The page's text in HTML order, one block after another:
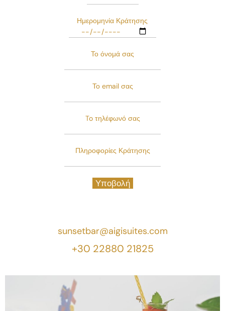
Ημερομηνία Κράτησης
Το όνομά σας
Το email σας
To τηλέφωνό σας
Πληροφορίες Κράτησης
sunsetbar@aigisuites.com
+30 22880 21825